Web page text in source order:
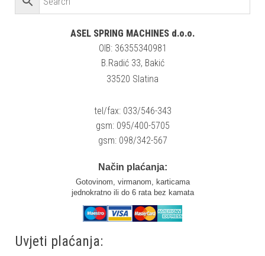
ASEL SPRING MACHINES d.o.o.
OIB: 36355340981
B.Radić 33, Bakić
33520 Slatina
tel/fax: 033/546-343
gsm: 095/400-5705
gsm: 098/342-567
Način plaćanja:
Gotovinom, virmanom, karticama
jednokratno ili do 6 rata bez kamata
Uvjeti plaćanja: